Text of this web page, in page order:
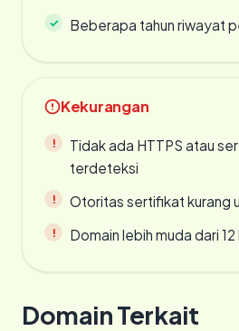
Beberapa tahun riwayat
Kekurangan
Tidak ada HTTPS atau
terdeteksi
Otoritas sertifikat kurang
Domain lebih muda dari 12
Domain Terkait